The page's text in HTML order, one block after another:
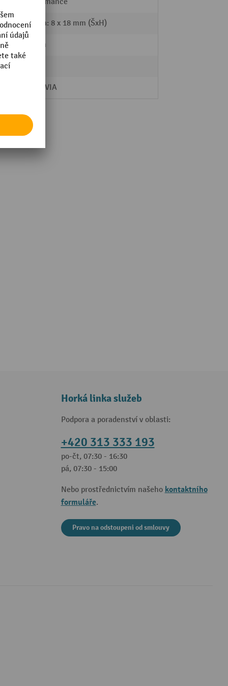
Drážka: 8 x 18 mm (ŠxH)
30 mm
MORAVIA
Horká linka služeb
Podpora a poradenství v oblasti:
+420 313 333 193
po-čt, 07:30 - 16:30
pá, 07:30 - 15:00
Nebo prostřednictvím našeho kontaktního
formuláře.
Pravo na odstoupeni od smlouvy